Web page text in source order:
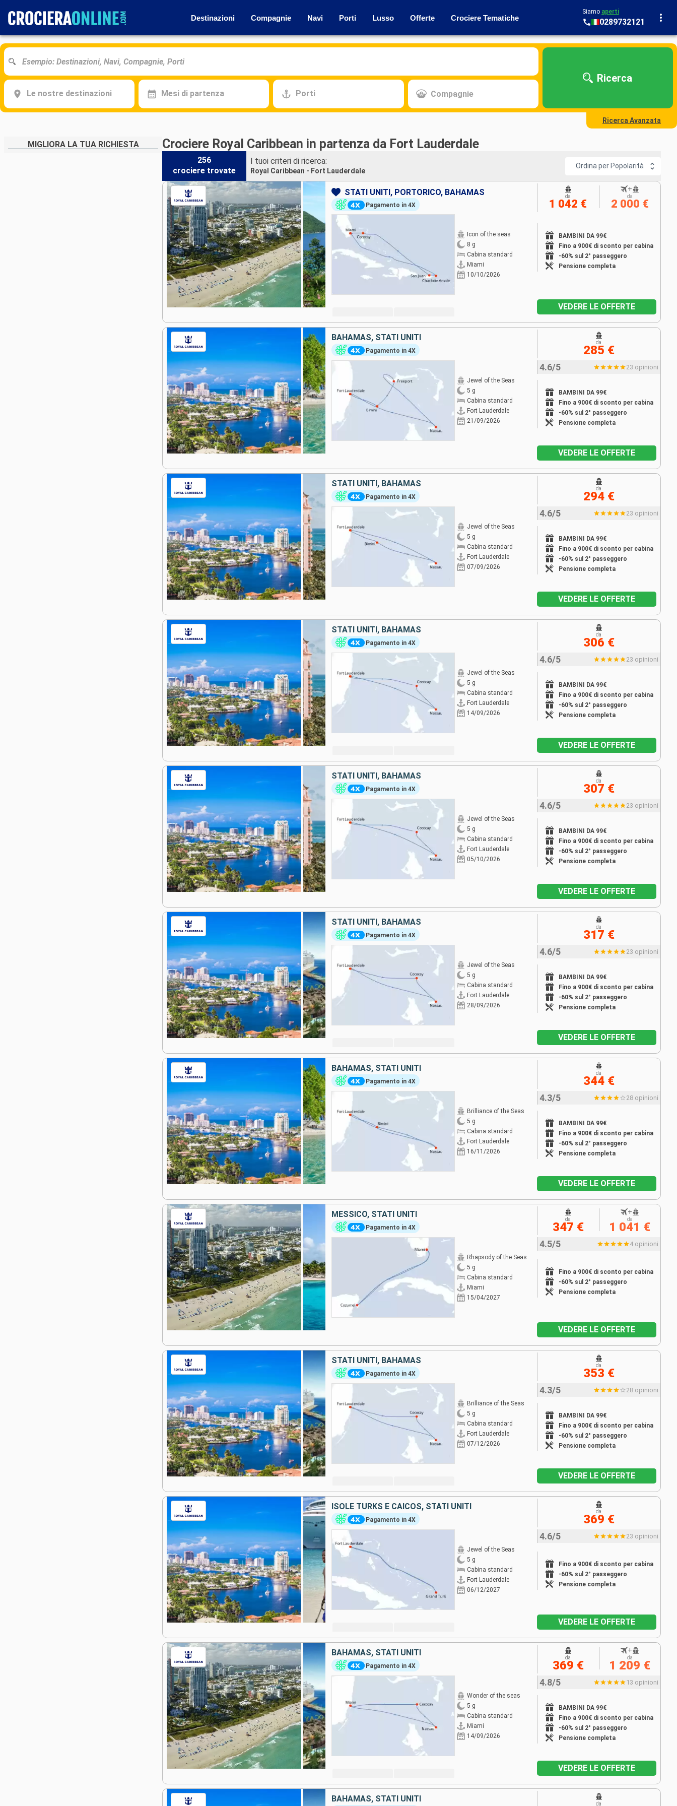
Destinazioni Compagnie Navi Porti Lusso Offerte Crociere Tematiche
Siamo aperti
0289732121
Le nostre destinazioni Mesi di partenza Porti Compagnie
Ricerca
Ricerca Avanzata
MIGLIORA LA TUA RICHIESTA Crociere Royal Caribbean in partenza da Fort Lauderdale
256
crociere trovate
I tuoi criteri di ricerca:
Royal Caribbean - Fort Lauderdale
Ordina per Popolarità
STATI UNITI, PORTORICO, BAHAMAS
Pagamento in 4X
Icon of the seas
8 g
Cabina standard
Miami
10/10/2026
BAMBINI DA 99€
Fino a 900€ di sconto per cabina
-60% sul 2° passeggero
Pensione completa
da
1 042 €
+
da
2 000 €
VEDERE LE OFFERTE
BAHAMAS, STATI UNITI
Pagamento in 4X
Jewel of the Seas
5 g
Cabina standard
Fort Lauderdale
21/09/2026
4.6/5 23 opinioni
BAMBINI DA 99€
Fino a 900€ di sconto per cabina
-60% sul 2° passeggero
Pensione completa
da
285 €
VEDERE LE OFFERTE
STATI UNITI, BAHAMAS
Pagamento in 4X
Jewel of the Seas
5 g
Cabina standard
Fort Lauderdale
07/09/2026
4.6/5 23 opinioni
BAMBINI DA 99€
Fino a 900€ di sconto per cabina
-60% sul 2° passeggero
Pensione completa
da
294 €
VEDERE LE OFFERTE
STATI UNITI, BAHAMAS
Pagamento in 4X
Jewel of the Seas
5 g
Cabina standard
Fort Lauderdale
14/09/2026
4.6/5 23 opinioni
BAMBINI DA 99€
Fino a 900€ di sconto per cabina
-60% sul 2° passeggero
Pensione completa
da
306 €
VEDERE LE OFFERTE
STATI UNITI, BAHAMAS
Pagamento in 4X
Jewel of the Seas
5 g
Cabina standard
Fort Lauderdale
05/10/2026
4.6/5 23 opinioni
BAMBINI DA 99€
Fino a 900€ di sconto per cabina
-60% sul 2° passeggero
Pensione completa
da
307 €
VEDERE LE OFFERTE
STATI UNITI, BAHAMAS
Pagamento in 4X
Jewel of the Seas
5 g
Cabina standard
Fort Lauderdale
28/09/2026
4.6/5 23 opinioni
BAMBINI DA 99€
Fino a 900€ di sconto per cabina
-60% sul 2° passeggero
Pensione completa
da
317 €
VEDERE LE OFFERTE
BAHAMAS, STATI UNITI
Pagamento in 4X
Brilliance of the Seas
5 g
Cabina standard
Fort Lauderdale
16/11/2026
4.3/5 28 opinioni
BAMBINI DA 99€
Fino a 900€ di sconto per cabina
-60% sul 2° passeggero
Pensione completa
da
344 €
VEDERE LE OFFERTE
MESSICO, STATI UNITI
Pagamento in 4X
Rhapsody of the Seas
5 g
Cabina standard
Miami
15/04/2027
4.5/5 4 opinioni
Fino a 900€ di sconto per cabina
-60% sul 2° passeggero
Pensione completa
da
347 €
+
da
1 041 €
VEDERE LE OFFERTE
STATI UNITI, BAHAMAS
Pagamento in 4X
Brilliance of the Seas
5 g
Cabina standard
Fort Lauderdale
07/12/2026
4.3/5 28 opinioni
BAMBINI DA 99€
Fino a 900€ di sconto per cabina
-60% sul 2° passeggero
Pensione completa
da
353 €
VEDERE LE OFFERTE
ISOLE TURKS E CAICOS, STATI UNITI
Pagamento in 4X
Jewel of the Seas
5 g
Cabina standard
Fort Lauderdale
06/12/2027
4.6/5 23 opinioni
Fino a 900€ di sconto per cabina
-60% sul 2° passeggero
Pensione completa
da
369 €
VEDERE LE OFFERTE
BAHAMAS, STATI UNITI
Pagamento in 4X
Wonder of the seas
5 g
Cabina standard
Miami
14/09/2026
4.8/5 13 opinioni
BAMBINI DA 99€
Fino a 900€ di sconto per cabina
-60% sul 2° passeggero
Pensione completa
da
369 €
+
da
1 209 €
VEDERE LE OFFERTE
BAHAMAS, STATI UNITI
da